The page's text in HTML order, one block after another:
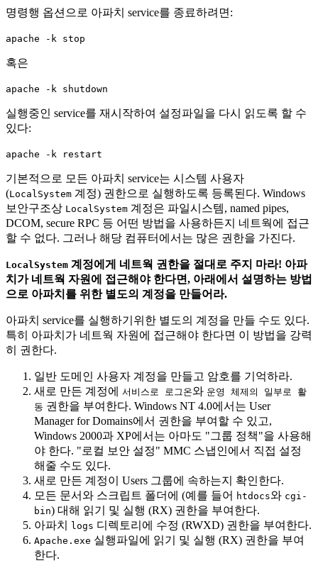
명령행 옵션으로 아파치 service를 종료하려면:
apache -k stop
혹은
apache -k shutdown
실행중인 service를 재시작하여 설정파일을 다시 읽도록 할 수
있다:
apache -k restart
기본적으로 모든 아파치 service는 시스템 사용자
(LocalSystem 계정) 권한으로 실행하도록 등록된다. Windows
보안구조상 LocalSystem 계정은 파일시스템, named pipes,
DCOM, secure RPC 등 어떤 방법을 사용하든지 네트웍에 접근
할 수 없다. 그러나 해당 컴퓨터에서는 많은 권한을 가진다.
LocalSystem 계정에게 네트웍 권한을 절대로 주지 마라! 아파
치가 네트웍 자원에 접근해야 한다면, 아래에서 설명하는 방법
으로 아파치를 위한 별도의 계정을 만들어라.
아파치 service를 실행하기위한 별도의 계정을 만들 수도 있다.
특히 아파치가 네트웍 자원에 접근해야 한다면 이 방법을 강력
히 권한다.
일반 도메인 사용자 계정을 만들고 암호를 기억하라.
새로 만든 계정에 서비스로 로그온와 운영 체제의 일부로 활
동 권한을 부여한다. Windows NT 4.0에서는 User
Manager for Domains에서 권한을 부여할 수 있고,
Windows 2000과 XP에서는 아마도 "그룹 정책"을 사용해
야 한다. "로컬 보안 설정" MMC 스냅인에서 직접 설정
해줄 수도 있다.
새로 만든 계정이 Users 그룹에 속하는지 확인한다.
모든 문서와 스크립트 폴더에 (예를 들어 htdocs와 cgi-
bin) 대해 읽기 및 실행 (RX) 권한을 부여한다.
아파치
logs 디렉토리에 수정 (RWXD) 권한을 부여한다.
Apache.exe 실행파일에 읽기 및 실행 (RX) 권한을 부여
한다.